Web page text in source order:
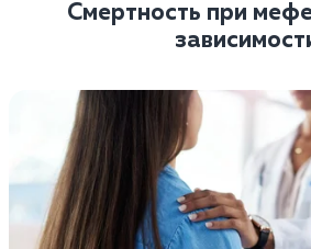
Смертность при